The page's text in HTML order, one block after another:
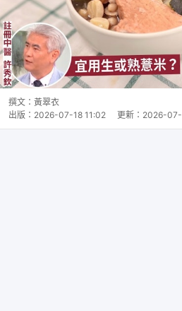
撰文： 黃翠衣
出版： 2026-07-18 11:02 更新： 2026-07-